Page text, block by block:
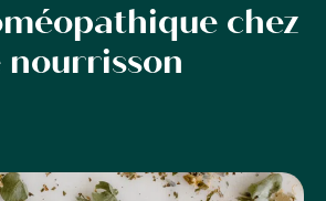
chez
nourrisson